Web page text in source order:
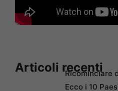
Articoli recenti
Ricominciare
Ecco i 10